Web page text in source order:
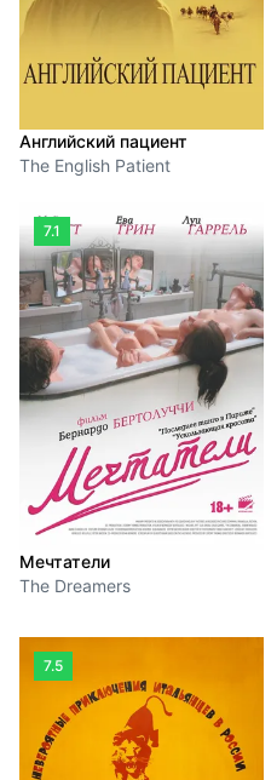
Английский пациент
The English Patient
7.1
Мечтатели
The Dreamers
7.5